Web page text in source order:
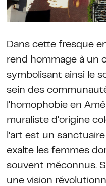
Dans cette fresque
rend hommage à un
symbolisant ainsi le
sein des
l'homophobie en
muraliste d'origine
l'art est un
exalte les femmes
souvent méconnus.
une vision